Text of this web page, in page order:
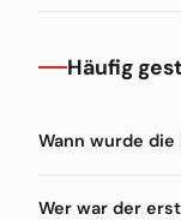
Häufig
Wann wurde die
Wer war der